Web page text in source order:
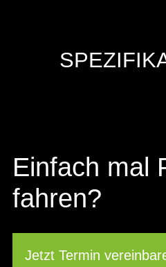
Einfach mal
fahren?
Jetzt Termin